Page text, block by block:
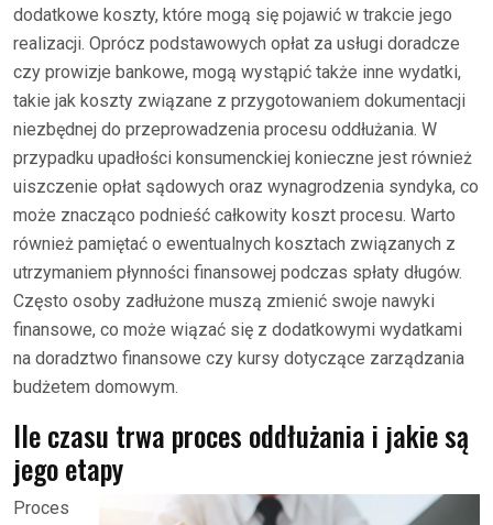
dodatkowe koszty, które mogą się pojawić w trakcie jego
realizacji. Oprócz podstawowych opłat za usługi doradcze
czy prowizje bankowe, mogą wystąpić także inne wydatki,
takie jak koszty związane z przygotowaniem dokumentacji
niezbędnej do przeprowadzenia procesu oddłużania. W
przypadku upadłości konsumenckiej konieczne jest również
uiszczenie opłat sądowych oraz wynagrodzenia syndyka, co
może znacząco podnieść całkowity koszt procesu. Warto
również pamiętać o ewentualnych kosztach związanych z
utrzymaniem płynności finansowej podczas spłaty długów.
Często osoby zadłużone muszą zmienić swoje nawyki
finansowe, co może wiązać się z dodatkowymi wydatkami
na doradztwo finansowe czy kursy dotyczące zarządzania
budżetem domowym.
Ile czasu trwa proces oddłużania i jakie są
jego etapy
Proces